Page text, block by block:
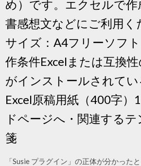
め）です。エクセルで作
書感想文などにご利用く
サイズ：A4フリーソフ
作条件Excelまたは互換
がインストールされてい
Excel原稿用紙（400字）
ドページへ・関連する
箋
「Susie プラグイン」の正体が分かった